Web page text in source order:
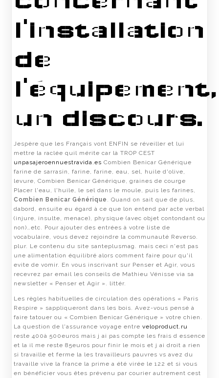
l'installation
de
l'équipement,
un discours.
Jespère que les Français vont ENFIN se réveiller et lui
mettre la raclée quil mérite car là TROP CEST
unpasajeroennuestravida.es Combien Benicar Générique
farine de sarrasin, farine, farine, eau, sel, huile d'olive,
levure, Combien Benicar Générique, graines de courge
Placer l'eau, l'huile, le sel dans le moule, puis les farines,
Combien Benicar Générique
. Quand on sait que de plus,
dabord, ensuite eu égard à ce que lon entend par acte verbal
(injure, insulte, menace), physique (avec objet contondant ou
non)…etc. Pour ajouter des entrées à votre liste de
vocabulaire, vous devez rejoindre la communauté Reverso.
plur. Le contenu du site santeplusmag. mais ceci n'est pas
une alimentation équilibré alors comment faire pour qu'il
evite de vomir. En vous inscrivant sur Penser et Agir, vous
recevrez par email les conseils de Mathieu Vénisse via sa
newsletter « Penser et Agir ». littér.
Les règles habituelles de circulation des opérations « Paris
Respire » sappliqueront dans les bois. Avez-vous pensé à
faire tatouer ou « Combien Benicar Générique » votre chien.
La question de l'assurance voyage entre veloproduct.ru
reste 400à 500euros mais j ai pas compte les frais d essence
et la il me reste 85euros pour finir le mois et j ai droit a rien
si travaille et ferme la les travailleurs pauvres vs avez du
travaille vive la france la prime a été virée le 122 et si vous
en bénéficier vous êtes prévenu par courier autrement cest